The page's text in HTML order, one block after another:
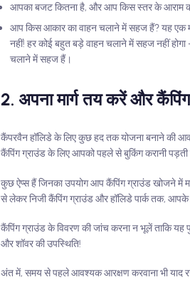
आपका बजट कितना है, और आप किस स्तर के आराम
आप किस आकार का वाहन चलाने में सहज हैं? यह एक
नहीं! हर कोई बहुत बड़े वाहन चलाने में सहज नहीं
चलाने में सहज हैं।
2. अपना मार्ग तय करें और
कैंपरवैन हॉलिडे के लिए कुछ हद तक योजना बनाने की
कैंपिंग ग्राउंड के लिए आपको पहले से बुकिंग करानी पड़ती
कुछ ऐप्स हैं जिनका उपयोग आप कैंपिंग ग्राउंड खोजने में
से लेकर निजी कैंपिंग ग्राउंड और हॉलिडे पार्क तक,
कैंपिंग ग्राउंड के विवरण की जांच करना न भूलें ताकि यह
और शॉवर की उपस्थिति!
अंत में, समय से पहले आवश्यक आरक्षण करवाना भी याद